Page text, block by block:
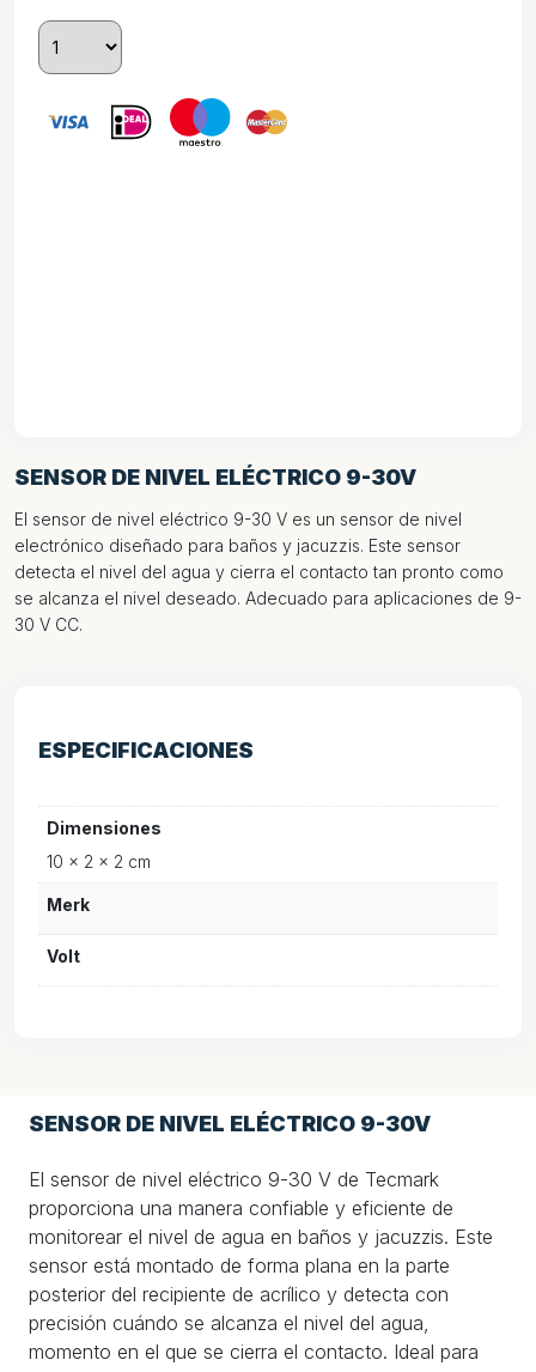
SENSOR DE NIVEL ELÉCTRICO 9-30V
El sensor de nivel eléctrico 9-30 V es un sensor de nivel
electrónico diseñado para baños y jacuzzis. Este sensor
detecta el nivel del agua y cierra el contacto tan pronto como
se alcanza el nivel deseado. Adecuado para aplicaciones de 9-
30 V CC.
ESPECIFICACIONES
Dimensiones
10 × 2 × 2 cm
Merk
Volt
SENSOR DE NIVEL ELÉCTRICO 9-30V
El sensor de nivel eléctrico 9-30 V de Tecmark
proporciona una manera confiable y eficiente de
monitorear el nivel de agua en baños y jacuzzis. Este
sensor está montado de forma plana en la parte
posterior del recipiente de acrílico y detecta con
precisión cuándo se alcanza el nivel del agua,
momento en el que se cierra el contacto. Ideal para